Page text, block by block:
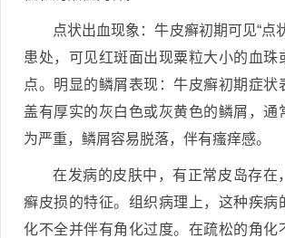
点状出血现象：牛皮癣初期可见“点
患处，可见红斑面出现粟粒大小的血珠
点。明显的鳞屑表现：牛皮癣初期症状
盖有厚实的灰白色或灰黄色的鳞屑，通
为严重，鳞屑容易脱落，伴有瘙痒感。
在发病的皮肤中，有正常皮岛存在
癣皮损的特征。组织病理上，这种疾病
化不全并伴有角化过度。在疏松的角化